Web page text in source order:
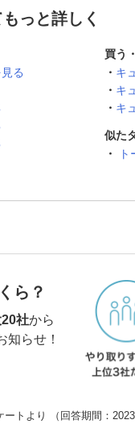
っと詳しく
る
買う
キ
キ
キ
似た
ら？
社から
知らせ！
トより （回答期間：2023